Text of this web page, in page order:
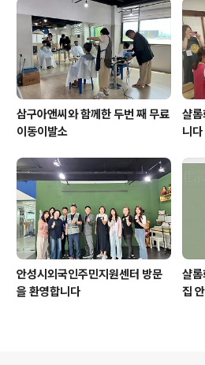
삼구아앤씨와 함께한 두번 째 무료
이동이발소
샬
니다
안성시외국인주민지원센터 방문
을 환영합니다
샬
집